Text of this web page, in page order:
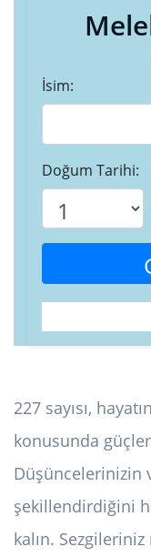
İsim:
Doğum Tarihi:
227 sayısı,
konusunda
Düşüncelerinizin
şekillendirdiğini
kalın.